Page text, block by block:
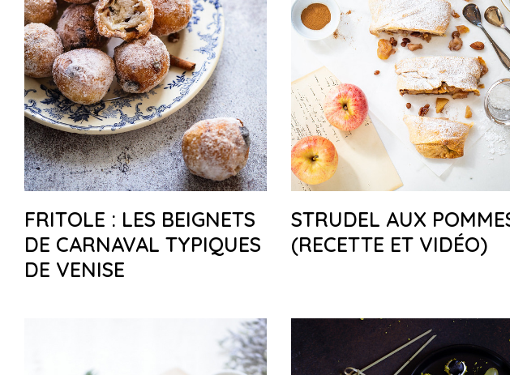
FRITOLE : LES BEIGNETS
DE CARNAVAL TYPIQUES
DE VENISE
STRUDEL AUX
(RECETTE ET VIDÉO)